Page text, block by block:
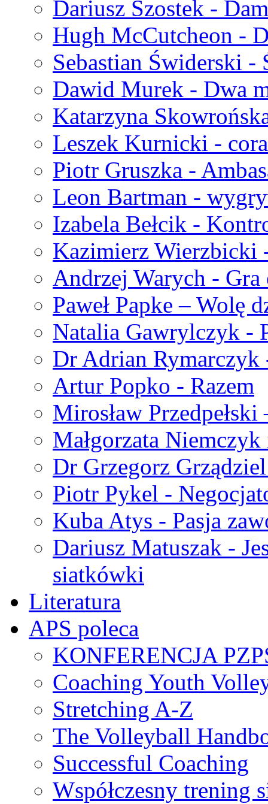
Dariusz Szostek -
Hugh McCutcheon -
Sebastian Świderski -
Dawid Murek - Dwa
Katarzyna
Leszek Kurnicki -
Piotr Gruszka -
Leon Bartman -
Izabela Bełcik -
Kazimierz Wierzbicki
Andrzej Warych - Gra
Paweł Papke – Wolę
Natalia Gawrylczyk -
Dr Adrian Rymarczyk
Artur Popko - Razem
Mirosław
Małgorzata Niemczyk
Dr Grzegorz
Piotr Pykel -
Kuba Atys - Pasja
Dariusz Matuszak -
siatkówki
Literatura
APS poleca
KONFERENCJA
Coaching Youth
Stretching A-Z
The Volleyball
Successful Coaching
Współczesny trening